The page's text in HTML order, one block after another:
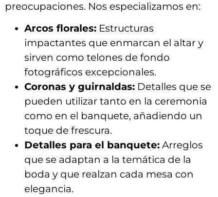
preocupaciones. ⁢Nos especializamos​ en:
Arcos florales: Estructuras
impactantes ⁢que enmarcan el altar y⁤
sirven como telones de ⁣fondo
fotográficos excepcionales.
Coronas ⁤y guirnaldas: Detalles ‌que ⁢se
pueden utilizar tanto ⁣en la ceremonia
como en el banquete, ⁢añadiendo ⁣un
toque de frescura.
Detalles para‍ el banquete: Arreglos
que‌ se adaptan a⁣ la temática‍ de la
boda y⁢ que realzan cada​ mesa con
elegancia.